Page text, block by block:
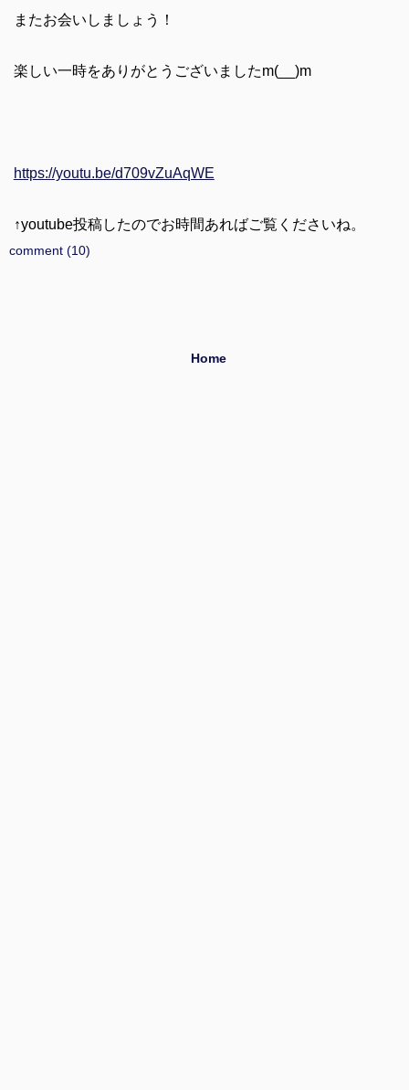
またお会いしましょう！
楽しい一時をありがとうございましたm(__)m
https://youtu.be/d709vZuAqWE
↑youtube投稿したのでお時間あればご覧くださいね。
comment (10)
Home